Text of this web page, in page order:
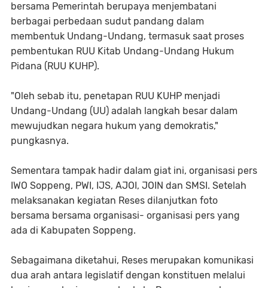
bersama Pemerintah berupaya menjembatani
berbagai perbedaan sudut pandang dalam
membentuk Undang-Undang, termasuk saat proses
pembentukan RUU Kitab Undang-Undang Hukum
Pidana (RUU KUHP).
"Oleh sebab itu, penetapan RUU KUHP menjadi
Undang-Undang (UU) adalah langkah besar dalam
mewujudkan negara hukum yang demokratis,"
pungkasnya.
Sementara tampak hadir dalam giat ini, organisasi pers
IWO Soppeng, PWI, IJS, AJOI, JOIN dan SMSI. Setelah
melaksanakan kegiatan Reses dilanjutkan foto
bersama bersama organisasi- organisasi pers yang
ada di Kabupaten Soppeng.
Sebagaimana diketahui, Reses merupakan komunikasi
dua arah antara legislatif dengan konstituen melalui